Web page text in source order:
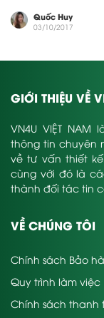
ta cũng bị phụ...
Quốc Huy
03/10/2017
GIỚI THIỆU VỀ
VN4U VIỆT
thông tin chuyên
về tư vấn thiết
cùng với đó là
thành đối tác tin
VỀ CHÚNG TÔI
Chính sách Bảo
Quy trình làm việc
Chính sách thanh